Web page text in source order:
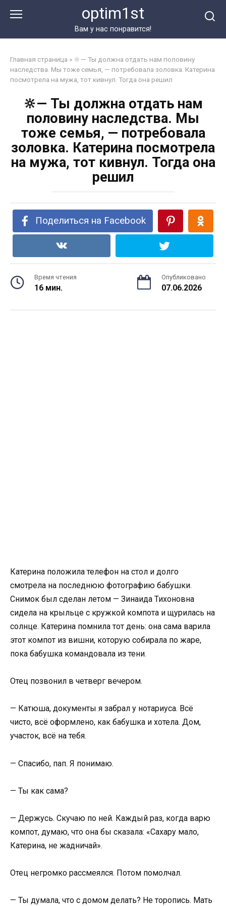
optim1st
Вам у нас понравится!
Главная страница » 🔆— Ты должна отдать нам половину
наследства. Мы тоже семья, — потребовала золовка. Катерина
посмотрела на мужа, тот кивнул. Тогда она решил
🔆— Ты должна отдать нам
половину наследства. Мы
тоже семья, — потребовала
золовка. Катерина посмотрела
на мужа, тот кивнул. Тогда она
решил
Поделиться на Facebook
Время чтения
16 мин.
Опубликовано
07.06.2026
Катерина положила телефон на стол и долго
смотрела на последнюю фотографию бабушки.
Снимок был сделан летом — Зинаида Тихоновна
сидела на крыльце с кружкой компота и щурилась на
солнце. Катерина помнила тот день: она сама варила
этот компот из вишни, которую собирала по жаре,
пока бабушка командовала из тени.
Отец позвонил в четверг вечером.
— Катюша, документы я забрал у нотариуса. Всё
чисто, всё оформлено, как бабушка и хотела. Дом,
участок, всё на тебя.
— Спасибо, пап. Я понимаю.
— Ты как сама?
— Держусь. Скучаю по ней. Каждый раз, когда варю
компот, думаю, что она бы сказала: «Сахару мало,
Катерина, не жадничай».
Отец негромко рассмеялся. Потом помолчал.
— Ты думала, что с домом делать? Не торопись. Мать